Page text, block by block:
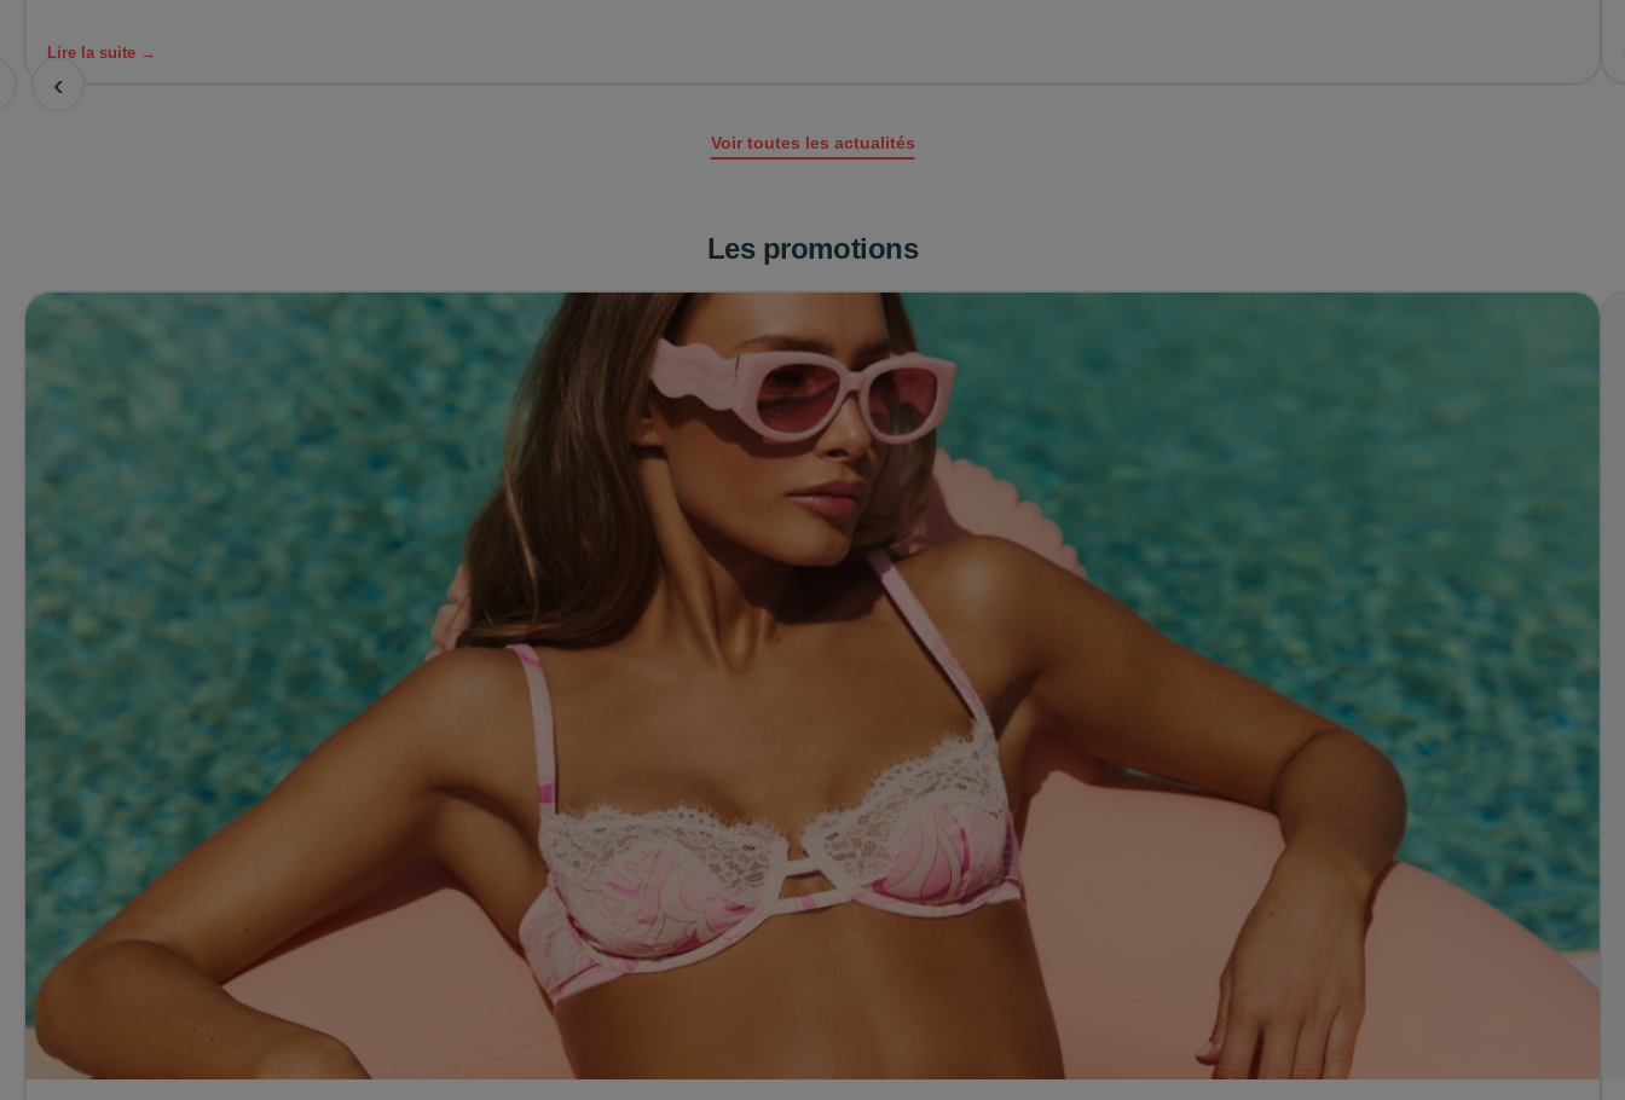
Lire la suite →
‹
Voir toutes les actualités
Les promotions